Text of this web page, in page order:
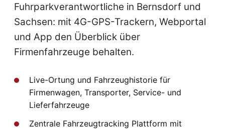
Fuhrparkverantwortliche in Bernsdorf und
Sachsen: mit 4G-GPS-Trackern, Webportal
und App den Überblick über
Firmenfahrzeuge behalten.
Live-Ortung und Fahrzeughistorie für
Firmenwagen, Transporter, Service- und
Lieferfahrzeuge
Zentrale Fahrzeugtracking Plattform mit